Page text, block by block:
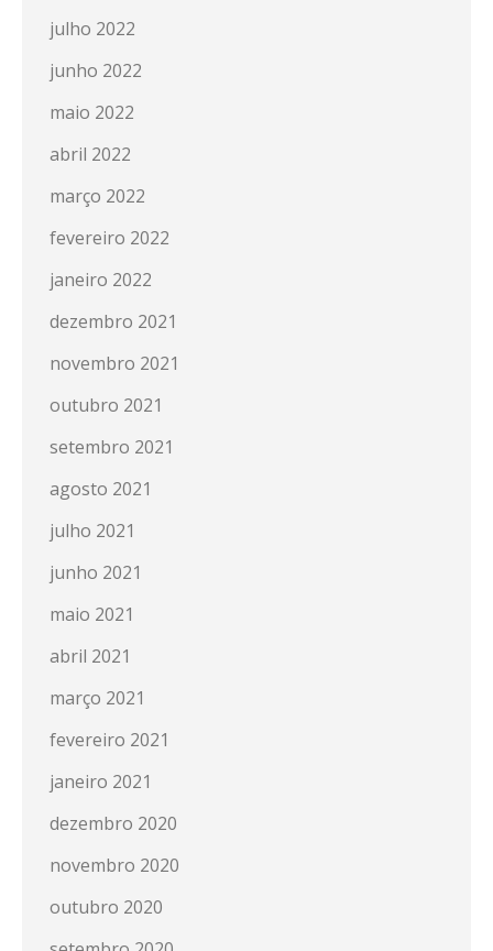
julho 2022
junho 2022
maio 2022
abril 2022
março 2022
fevereiro 2022
janeiro 2022
dezembro 2021
novembro 2021
outubro 2021
setembro 2021
agosto 2021
julho 2021
junho 2021
maio 2021
abril 2021
março 2021
fevereiro 2021
janeiro 2021
dezembro 2020
novembro 2020
outubro 2020